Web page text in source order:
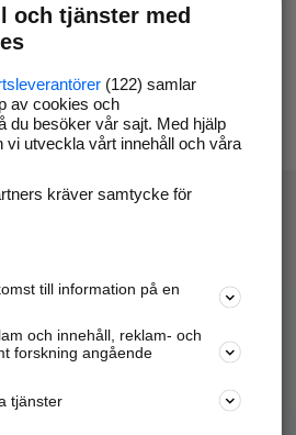
i webbläsaren och försök igen
platser.
företagsinfo mm.
Marknadsför företaget
och tjänster med
(122) samlar
av cookies och
du besöker vår sajt. Med hjälp
vi utveckla vårt innehåll och våra
kräver samtycke för
till information på en
och innehåll, reklam- och
forskning angående
tjänster